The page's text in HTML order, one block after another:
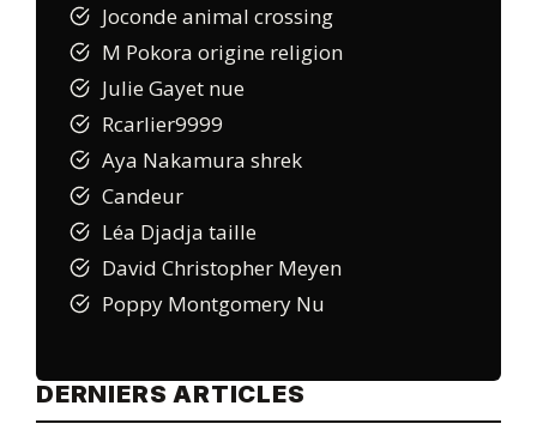
Joconde animal crossing
M Pokora origine religion
Julie Gayet nue
Rcarlier9999
Aya Nakamura shrek
Candeur
Léa Djadja taille
David Christopher Meyen
Poppy Montgomery Nu
DERNIERS ARTICLES